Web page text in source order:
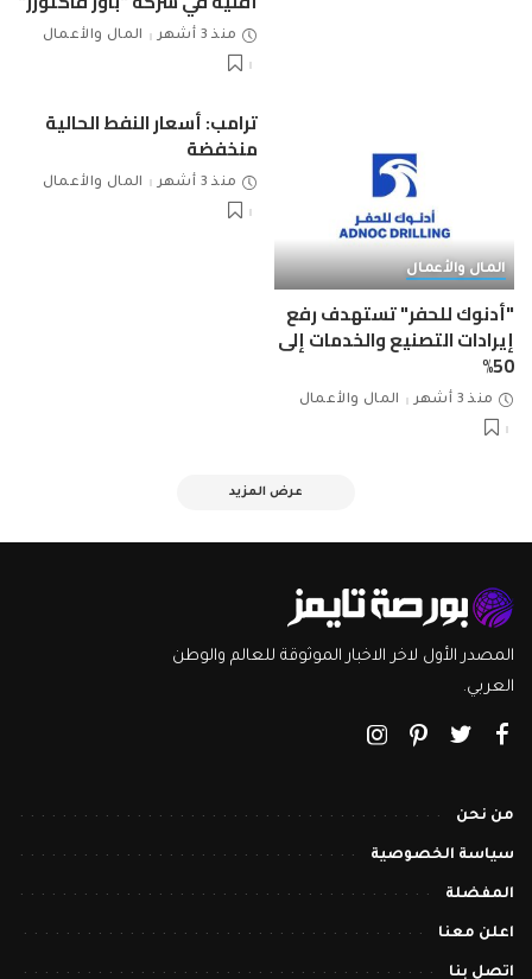
منذ 3 أشهر المال والأعمال
المال والأعمال
"أدنوك للحفر" تستهدف رفع
إيرادات التصنيع والخدمات إلى
50%
منذ 3 أشهر المال والأعمال
ترامب: أسعار النفط الحالية
منخفضة
منذ 3 أشهر المال والأعمال
عرض المزيد
المصدر الأول لاخر الاخبار الموثوقة للعالم والوطن
العربي.
من نحن
سياسة الخصوصية
المفضلة
اعلن معنا
اتصل بنا